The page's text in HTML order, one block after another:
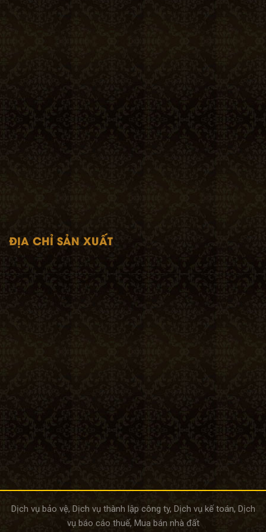
ĐỊA CHỈ SẢN XUẤT
Dịch vụ bảo vệ, Dịch vụ thành lập công ty, Dịch vụ kế toán, Dịch
vụ báo cáo thuế, Mua bán nhà đất